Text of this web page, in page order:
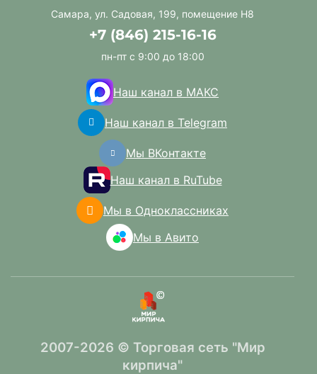
Самара, ул. Садовая, 199, помещение Н8
+7 (846) 215-16-16
пн-пт с 9:00 до 18:00
Наш канал в МАКС
Наш канал в Telegram
Мы ВКонтакте
Наш канал в RuTube
Мы в Одноклассниках
Мы в Авито
2007-2026 © Торговая сеть "Мир
кирпича"